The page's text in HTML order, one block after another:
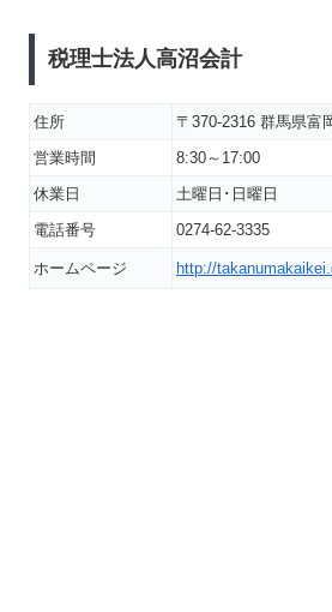
税理士法人高沼会計
住所 〒370-2316 群馬県富
営業時間
8:30～17:00
休業日
土曜日･日曜日
電話番号
0274-62-3335
ホームページ http://